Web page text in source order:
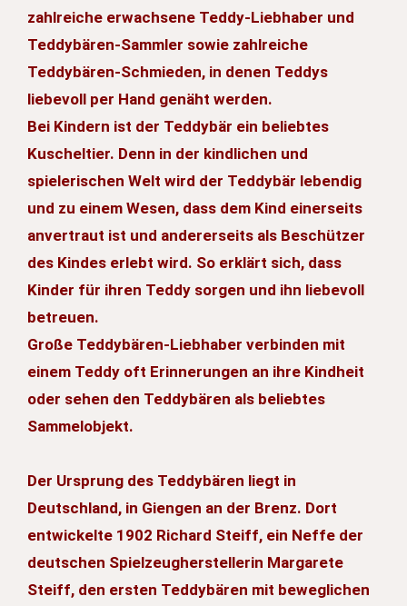
zahlreiche erwachsene Teddy-Liebhaber und
Teddybären-Sammler sowie zahlreiche
Teddybären-Schmieden, in denen Teddys
liebevoll per Hand genäht werden.
Bei Kindern ist der Teddybär ein beliebtes
Kuscheltier. Denn in der kindlichen und
spielerischen Welt wird der Teddybär lebendig
und zu einem Wesen, dass dem Kind einerseits
anvertraut ist und andererseits als Beschützer
des Kindes erlebt wird. So erklärt sich, dass
Kinder für ihren Teddy sorgen und ihn liebevoll
betreuen.
Große Teddybären-Liebhaber verbinden mit
einem Teddy oft Erinnerungen an ihre Kindheit
oder sehen den Teddybären als beliebtes
Sammelobjekt.
Der Ursprung des Teddybären liegt in
Deutschland, in Giengen an der Brenz. Dort
entwickelte 1902 Richard Steiff, ein Neffe der
deutschen Spielzeugherstellerin Margarete
Steiff, den ersten Teddybären mit beweglichen